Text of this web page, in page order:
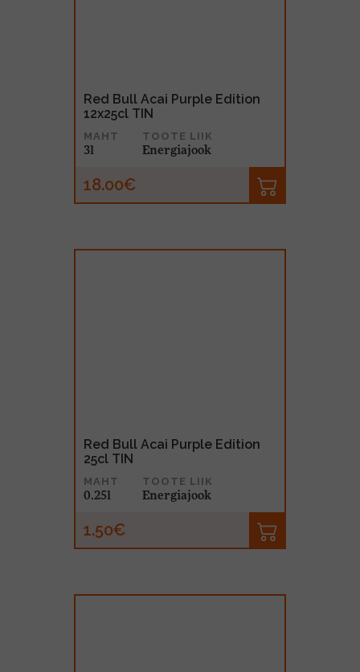
Red Bull Acai Purple Edition
12x25cl TIN
MAHT
3l
TOOTE LIIK
Energiajook
18.00€
Red Bull Acai Purple Edition
25cl TIN
MAHT
0.25l
TOOTE LIIK
Energiajook
1.50€